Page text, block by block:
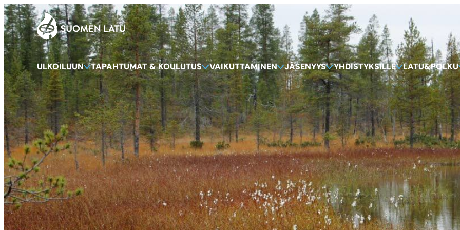
Siirry
suoraan
sisältöön
Suomen Latu
ULKOILUUN TAPAHTUMAT & KOULUTUS VAIKUTTAMINEN JÄSENYYS YHDISTYKSILLE LATU&POLKU